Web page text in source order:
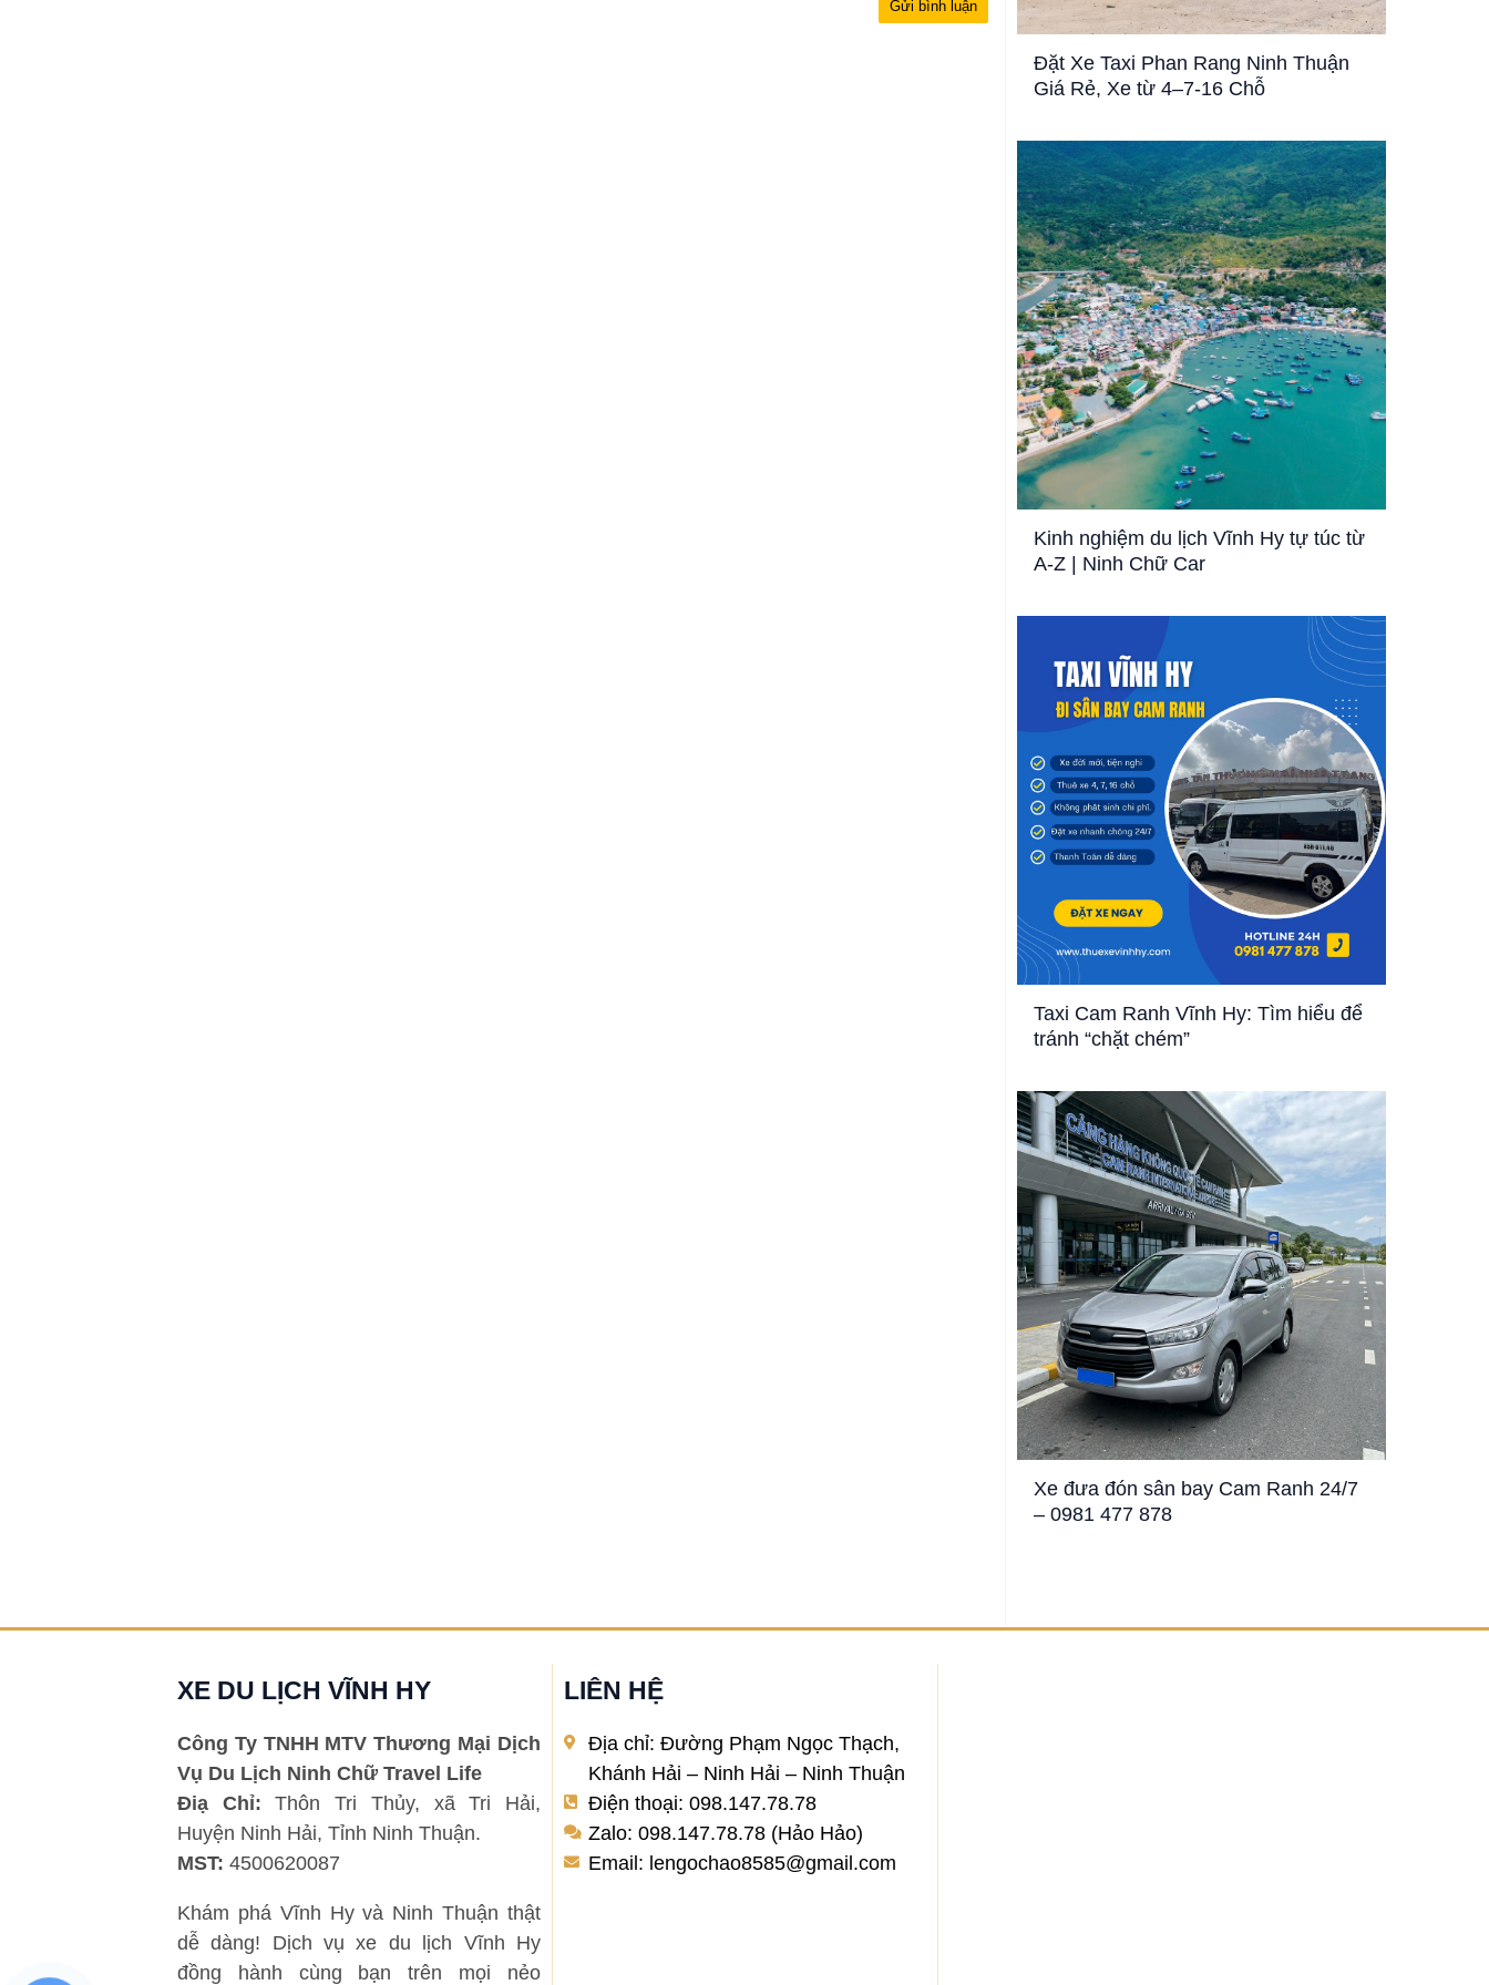
Đặt Xe Taxi Phan Rang Ninh Thuận
Giá Rẻ, Xe từ 4–7-16 Chỗ
Kinh nghiệm du lịch Vĩnh Hy tự túc từ
A-Z | Ninh Chữ Car
Taxi Cam Ranh Vĩnh Hy: Tìm hiểu để
tránh “chặt chém”
Xe đưa đón sân bay Cam Ranh 24/7
– 0981 477 878
XE DU LỊCH VĨNH HY
Công Ty TNHH MTV Thương Mại Dịch
Vụ Du Lịch Ninh Chữ Travel Life
Điạ Chỉ: Thôn Tri Thủy, xã Tri Hải,
Huyện Ninh Hải, Tỉnh Ninh Thuận.
MST: 4500620087
Khám phá Vĩnh Hy và Ninh Thuận thật
dễ dàng! Dịch vụ xe du lịch Vĩnh Hy
đồng hành cùng bạn trên mọi nẻo
LIÊN HỆ
Địa chỉ: Đường Phạm Ngọc Thạch,
Khánh Hải – Ninh Hải – Ninh Thuận
Điện thoại: 098.147.78.78
Zalo: 098.147.78.78 (Hảo Hảo)
Email: lengochao8585@gmail.com